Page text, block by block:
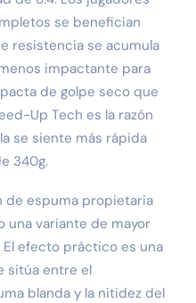
se benefician
resistencia se acumula
impactante para
de golpe seco que
Up Tech es la razón
se siente más rápida
340g.
de espuma propietaria
una variante de mayor
efecto práctico es una
sitúa entre el
blanda y la nitidez del